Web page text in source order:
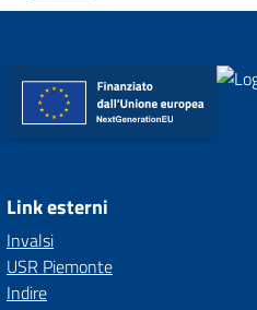
Link esterni
Invalsi
USR Piemonte
Indire